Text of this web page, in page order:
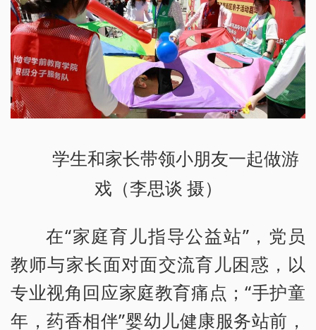
学生和家长带领小朋友一起做游
戏（李思谈 摄）
在“家庭育儿指导公益站”，党员
教师与家长面对面交流育儿困惑，以
专业视角回应家庭教育痛点；“手护童
年，药香相伴”婴幼儿健康服务站前，